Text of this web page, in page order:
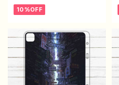
い ノスタルジック アイパ
すめ 人気 イラストレー
ター クリエイター 絵
師 オリジナル デザイ
ン グッズ タイトル：海底
洞窟都市 作：J.タネダ G
10%OFF